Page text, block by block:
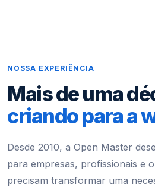
NOSSA EXPERIÊNCIA
Mais de uma
criando para a
Desde 2010, a Open Master
para empresas, profissionais e
precisam transformar uma